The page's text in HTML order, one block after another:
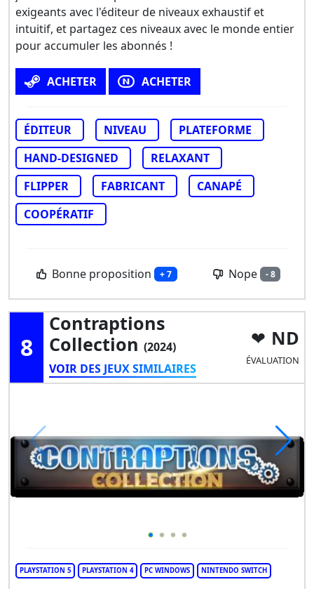
exigeants avec l'éditeur de niveaux exhaustif et
intuitif, et partagez ces niveaux avec le monde entier
pour accumuler les abonnés !
ACHETER ACHETER
ÉDITEUR NIVEAU
PLATEFORME
HAND-DESIGNED
RELAXANT
FLIPPER
FABRICANT
CANAPÉ
COOPÉRATIF
Bonne proposition + 7 Nope - 8
8
Contraptions
Collection (2024)
VOIR DES JEUX SIMILAIRES
ND
ÉVALUATION
PLAYSTATION 5 PLAYSTATION 4 PC WINDOWS NINTENDO SWITCH